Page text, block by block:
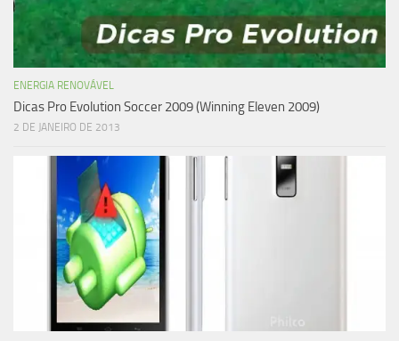
ENERGIA RENOVÁVEL
Dicas Pro Evolution Soccer 2009 (Winning Eleven 2009)
2 DE JANEIRO DE 2013